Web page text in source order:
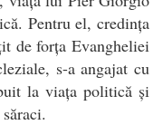
Pentru el, credința
de forța Evangheliei
s-a angajat cu
la viața politică și